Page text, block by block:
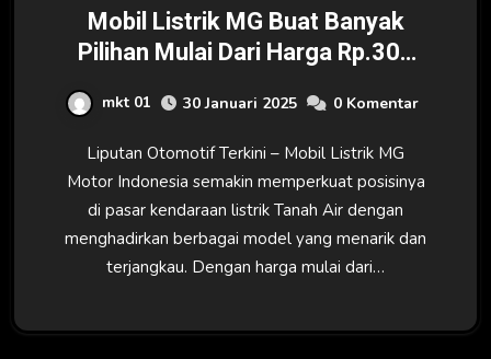
Mobil Listrik MG Buat Banyak
Pilihan Mulai Dari Harga Rp.300
mkt 01 30 Januari 2025 0 Komentar
Liputan Otomotif Terkini – Mobil Listrik MG
Motor Indonesia semakin memperkuat posisinya
di pasar kendaraan listrik Tanah Air dengan
menghadirkan berbagai model yang menarik dan
terjangkau. Dengan harga mulai dari…